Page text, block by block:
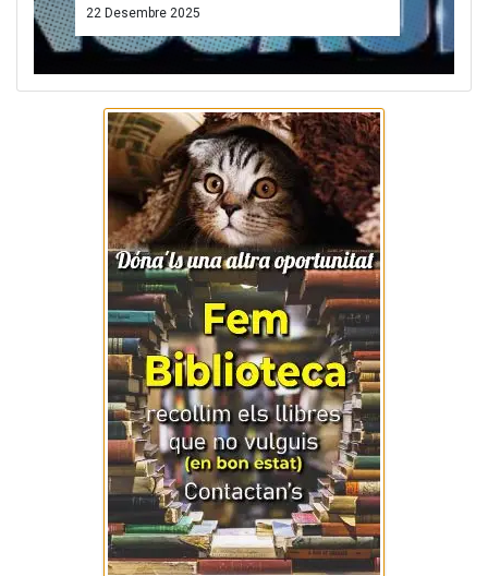
ACTIVITATS
"Ara ve Nadal" Cançoner
tradicional
22 Desembre 2025